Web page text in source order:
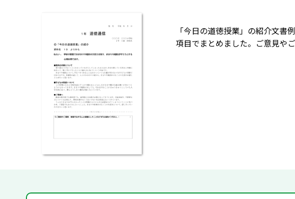
「今日の道徳授業」の紹介文
項目でまとめました。ご意見や